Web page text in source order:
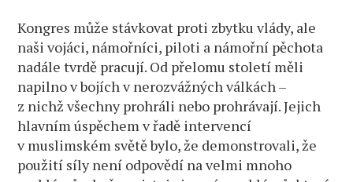
Kongres může stávkovat proti zbytku vlády, ale
naši vojáci, námořníci, piloti a námořní pěchota
nadále tvrdě pracují. Od přelomu století měli
napilno v bojích v nerozvážných válkách –
z nichž všechny prohráli nebo prohrávají. Jejich
hlavním úspěchem v řadě intervencí
v muslimském světě bylo, že demonstrovali, že
použití síly není odpovědí na velmi mnoho